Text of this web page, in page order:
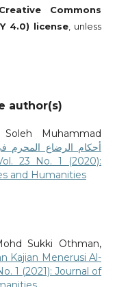
Creative Commons
4.0) license , unless
author(s)
Muhammad
أحكام الرضاع المحرم
23 No. 1 (2020):
and Humanities
Sukki Othman,
Kajian Menerusi Al-
1 (2021): Journal of